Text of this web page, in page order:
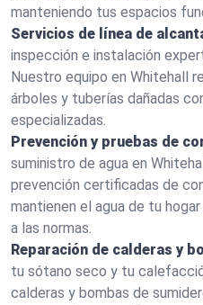
manteniendo tus espacios
Servicios de línea de
inspección e instalación
Nuestro equipo en Whitehall
árboles y tuberías dañadas
especializadas.
Prevención y pruebas de
suministro de agua en
prevención certificadas de
mantienen el agua de tu
a las normas.
Reparación de calderas y
tu sótano seco y tu
calderas y bombas de